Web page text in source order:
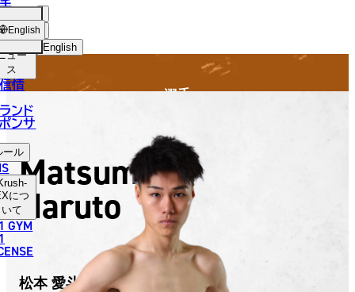
English
中文（简体）
中文（繁體）
ไทย
العربية
ョッ
プ
ュー
ス
情
ンド
ンサ
ール
につ
いて
GYM
English
選手
Matsumoto
Naruto
松本 愛斗